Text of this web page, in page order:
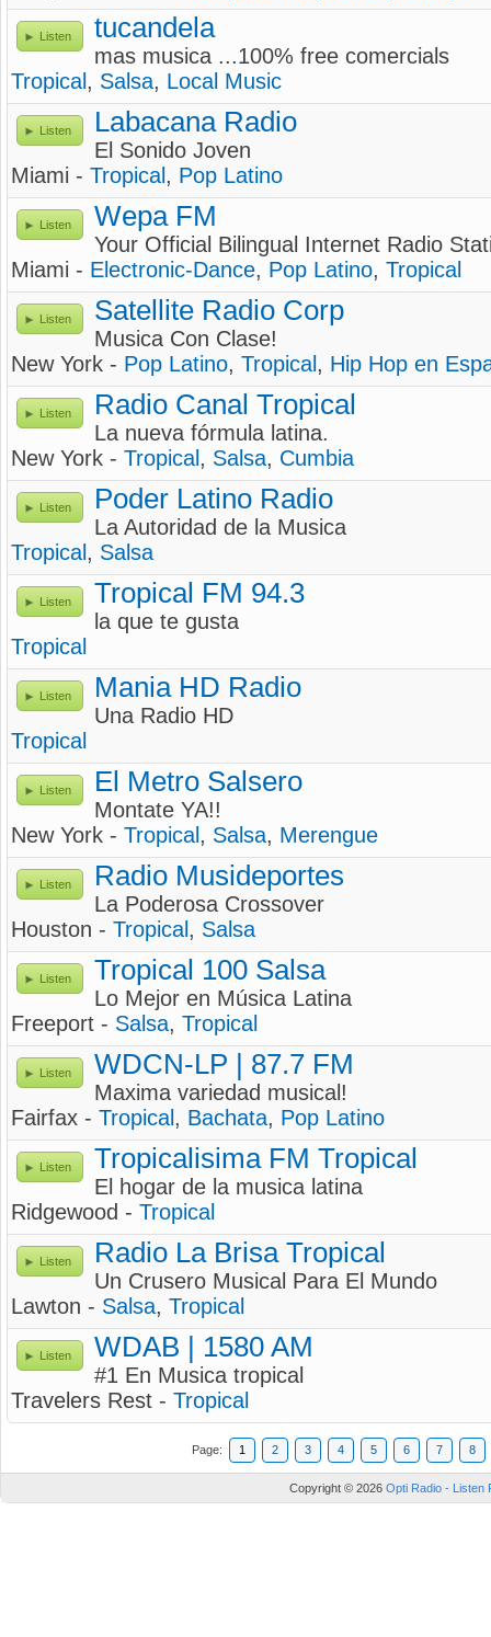
Listen tucandela
mas musica ...100% free comercials
Tropical , Salsa, Local Music
Listen Labacana Radio
El Sonido Joven
Miami - Tropical , Pop Latino
Listen Wepa FM
Your Official Bilingual Internet Radio
Miami - Electronic-Dance, Pop Latino, Tropical
Listen Satellite Radio Corp
Musica Con Clase!
New York - Pop Latino, Tropical , Hip Hop en
Listen Radio Canal Tropical
La nueva fórmula latina.
New York - Tropical , Salsa, Cumbia
Listen Poder Latino Radio
La Autoridad de la Musica
Tropical , Salsa
Listen Tropical FM 94.3
la que te gusta
Tropical
Listen Mania HD Radio
Una Radio HD
Tropical
Listen El Metro Salsero
Montate YA!!
New York - Tropical , Salsa, Merengue
Listen Radio Musideportes
La Poderosa Crossover
Houston - Tropical , Salsa
Listen Tropical 100 Salsa
Lo Mejor en Música Latina
Freeport - Salsa, Tropical
Listen WDCN-LP | 87.7 FM
Maxima variedad musical!
Fairfax - Tropical , Bachata, Pop Latino
Listen Tropicalisima FM Tropical
El hogar de la musica latina
Ridgewood - Tropical
Listen Radio La Brisa Tropical
Un Crusero Musical Para El Mundo
Lawton - Salsa, Tropical
Listen WDAB | 1580 AM
#1 En Musica tropical
Travelers Rest - Tropical
Page: 1 2 3 4 5 6 7 8
Copyright © 2026 Opti Radio - Listen